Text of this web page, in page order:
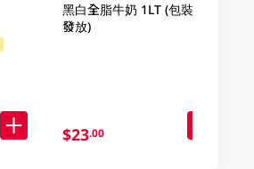
黑白全脂牛奶 1LT (包裝隨機
發放)
$23.00